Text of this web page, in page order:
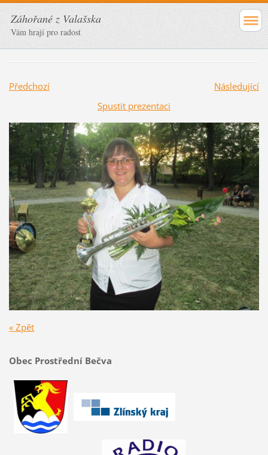
Záhořané z Valašska
Vám hrají pro radost
Předchozí
Následující
Spustit prezentaci
« Zpět
Obec Prostřední Bečva